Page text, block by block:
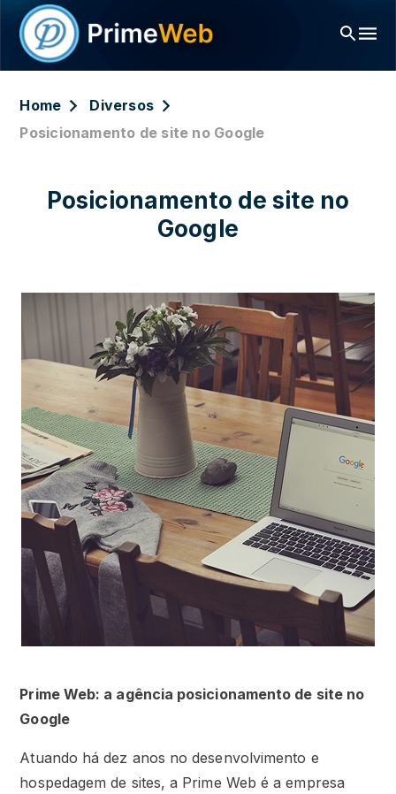
Home
Diversos
Posicionamento de site no Google
Posicionamento de site no
Google
Prime Web: a agência posicionamento de site no
Google
Atuando há dez anos no desenvolvimento e
hospedagem de sites, a Prime Web é a empresa